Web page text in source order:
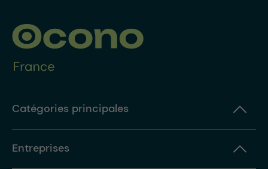
Catégories principales
Entreprises